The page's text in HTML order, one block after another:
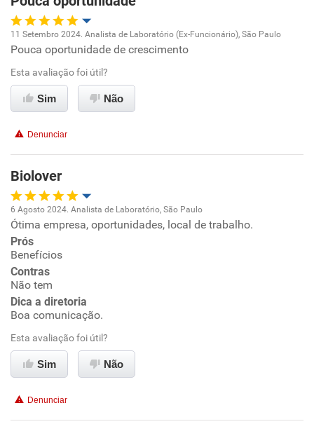
Oportunidade de promoção
Ambiente de trabalho
Benefícios
Recomenda esta empresa
Recomenda a diretoria
11 Setembro 2024. Analista de Laboratório (Ex-Funcionário), São Paulo
Pouca oportunidade de crescimento
Esta avaliação foi útil?
Sim Não
Denunciar
Biolover
Oportunidade de promoção
Ambiente de trabalho
Conciliação com a vida familiar
Recomenda esta empresa
6 Agosto 2024. Analista de Laboratório, São Paulo
Ótima empresa, oportunidades, local de trabalho.
Prós
Benefícios
Contras
Não tem
Dica a diretoria
Boa comunicação.
Esta avaliação foi útil?
Sim Não
Denunciar